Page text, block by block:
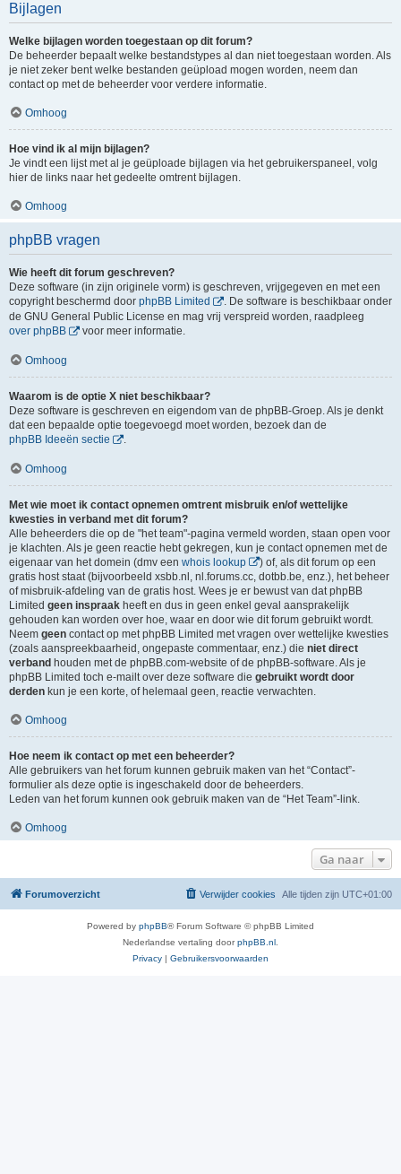
Bijlagen
Welke bijlagen worden toegestaan op dit forum?
De beheerder bepaalt welke bestandstypes al dan niet toegestaan worden. Als
je niet zeker bent welke bestanden geüpload mogen worden, neem dan
contact op met de beheerder voor verdere informatie.
Omhoog
Hoe vind ik al mijn bijlagen?
Je vindt een lijst met al je geüploade bijlagen via het gebruikerspaneel, volg
hier de links naar het gedeelte omtrent bijlagen.
Omhoog
phpBB vragen
Wie heeft dit forum geschreven?
Deze software (in zijn originele vorm) is geschreven, vrijgegeven en met een
copyright beschermd door phpBB Limited
. De software is beschikbaar onder
de GNU General Public License en mag vrij verspreid worden, raadpleeg
over phpBB
voor meer informatie.
Omhoog
Waarom is de optie X niet beschikbaar?
Deze software is geschreven en eigendom van de phpBB-Groep. Als je denkt
dat een bepaalde optie toegevoegd moet worden, bezoek dan de
phpBB Ideeën sectie
Omhoog
Met wie moet ik contact opnemen omtrent misbruik en/of wettelijke
kwesties in verband met dit forum?
Alle beheerders die op de "het team"-pagina vermeld worden, staan open voor
je klachten. Als je geen reactie hebt gekregen, kun je contact opnemen met de
eigenaar van het domein (dmv een whois lookup
) of, als dit forum op een
gratis host staat (bijvoorbeeld xsbb.nl, nl.forums.cc, dotbb.be, enz.), het beheer
of misbruik-afdeling van de gratis host. Wees je er bewust van dat phpBB
Limited geen inspraak heeft en dus in geen enkel geval aansprakelijk
gehouden kan worden over hoe, waar en door wie dit forum gebruikt wordt.
Neem geen contact op met phpBB Limited met vragen over wettelijke kwesties
(zoals aanspreekbaarheid, ongepaste commentaar, enz.) die niet direct
verband houden met de phpBB.com-website of de phpBB-software. Als je
phpBB Limited toch e-mailt over deze software die gebruikt wordt door
derden kun je een korte, of helemaal geen, reactie verwachten.
Omhoog
Hoe neem ik contact op met een beheerder?
Alle gebruikers van het forum kunnen gebruik maken van het “Contact”-
formulier als deze optie is ingeschakeld door de beheerders.
Leden van het forum kunnen ook gebruik maken van de “Het Team”-link.
Omhoog
Ga naar
Forumoverzicht Alle tijden zijn UTC+01:00
Verwijder cookies
Powered by phpBB® Forum Software © phpBB Limited
Nederlandse vertaling doorphpBB.nl.
Privacy | Gebruikersvoorwaarden